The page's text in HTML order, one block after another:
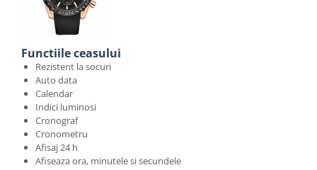
Functiile ceasului
Rezistent la socuri
Auto data
Calendar
Indici luminosi
Cronograf
Cronometru
Afisaj 24 h
Afiseaza ora, minutele si secundele